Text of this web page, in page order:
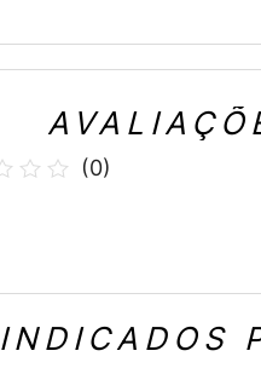
(0)
INDICADOS